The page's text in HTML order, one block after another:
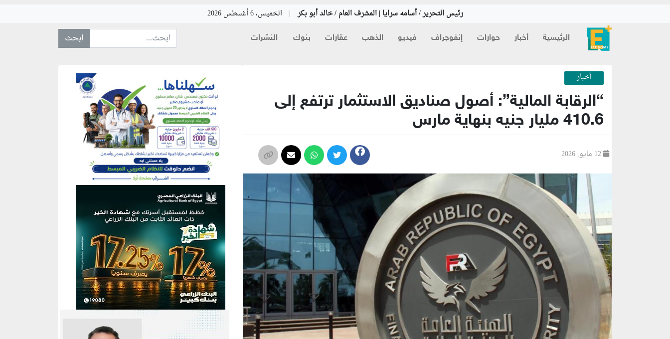
رئيس التحرير / أسامه سرايا | المشرف العام / خالد أبو بكر | الخميس، 6 أغسطس 2026
الرئيسية أخبار حوارات إنفوجراف فيديو الذهب عقارات بنوك النشرات ابحث عن... :
أخبار
“الرقابة المالية”: أصول صناديق الاستثمار ترتفع إلى
410.6 مليار جنيه بنهاية مارس
منطقة إعلانية
منطقة إعلانية